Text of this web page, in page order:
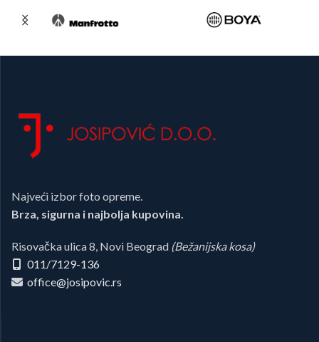
Najveći izbor foto opreme.
Brza, sigurna i najbolja kupovina.
Risovačka ulica 8, Novi Beograd (Bežanijska kosa)
011/7129-136
office@josipovic.rs